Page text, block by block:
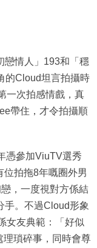
戀情人」193和「穩
的Cloud坦言拍攝時
一次拍感情戲，真
帶住，才令拍攝順
憑參加ViuTV選秀
位拍拖8年嘅圈外男
，一度視對方係結
手。不過Cloud形象
女友典範：「好似
瑣碎事，同時會尊